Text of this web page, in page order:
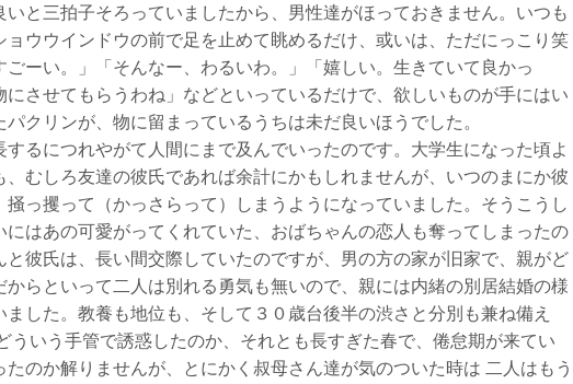
いと三拍子そろっていましたから、男性達がほっておきません。いつも
ョウウインドウの前で足を止めて眺めるだけ、或いは、ただにっこり笑
ごーい。」「そんなー、わるいわ。」「嬉しい。生きていて良かっ
にさせてもらうわね」などといっているだけで、欲しいものが手にはい
パクリンが、物に留まっているうちは未だ良いほうでした。
するにつれやがて人間にまで及んでいったのです。大学生になった頃よ
、むしろ友達の彼氏であれば余計にかもしれませんが、いつのまにか彼
掻っ攫って（かっさらって）しまうようになっていました。そうこうし
にはあの可愛がってくれていた、おばちゃんの恋人も奪ってしまったの
と彼氏は、長い間交際していたのですが、男の方の家が旧家で、親がど
からといって二人は別れる勇気も無いので、親には内緒の別居結婚の様
ました。教養も地位も、そして３０歳台後半の渋さと分別も兼ね備え
ういう手管で誘惑したのか、それとも長すぎた春で、倦怠期が来てい
たのか解りませんが、とにかく叔母さん達が気のついた時は 二人はもう